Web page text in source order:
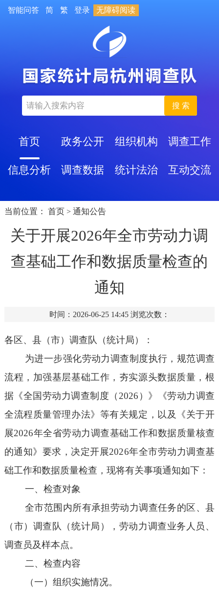
智能问答 简 繁 登录 无障碍阅读
搜 索
首页 政务公开 组织机构 调查工作
信息分析 调查数据 统计法治 互动交流
当前位置： 首页 > 通知公告
关于开展2026年全市劳动力调
查基础工作和数据质量检查的
通知
时间：2026-06-25 14:45 浏览次数：
各区、县（市）调查队（统计局）：
为进一步强化劳动力调查制度执行，规范调查
流程，加强基层基础工作，夯实源头数据质量，根
据《全国劳动力调查制度（2026）》《劳动力调查
全流程质量管理办法》等有关规定，以及《关于开
展2026年全省劳动力调查基础工作和数据质量核查
的通知》要求，决定开展2026年全市劳动力调查基
础工作和数据质量检查，现将有关事项通知如下：
一、检查对象
全市范围内所有承担劳动力调查任务的区、县
（市）调查队（统计局），劳动力调查业务人员、
调查员及样本点。
二、检查内容
（一）组织实施情况。